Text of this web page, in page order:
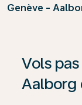
Genève -
Vols
Aalborg